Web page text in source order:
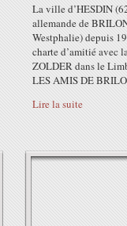
La ville d’HESDIN
allemande de
Westphalie) depuis
charte d’amitié avec
ZOLDER dans le
LES AMIS DE
Lire la suite